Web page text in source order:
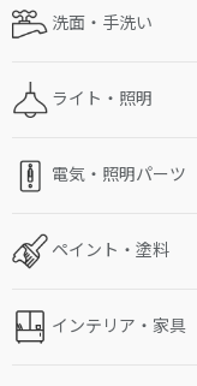
洗面・手洗い
ライト・照明
電気・照明パーツ
ペイント・塗料
インテリア・家具